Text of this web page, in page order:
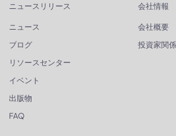
ニュースリリース
ニュース
ブログ
リソースセンター
イベント
出版物
FAQ
会社情報
会社概要
投資家関係